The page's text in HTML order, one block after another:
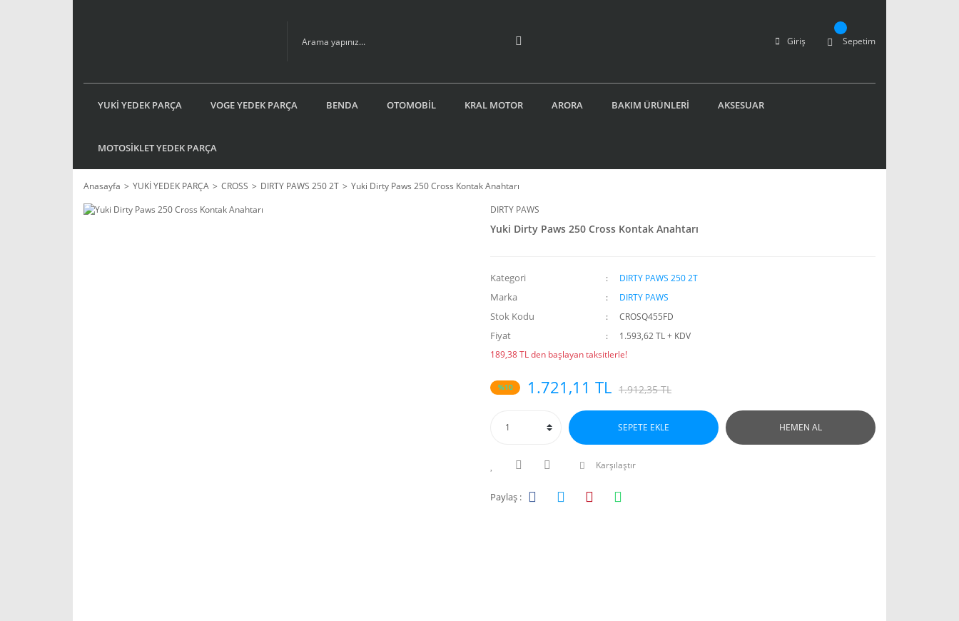
Giriş Sepetim
YUKİ YEDEK PARÇA VOGE YEDEK PARÇA BENDA OTOMOBİL KRAL MOTOR ARORA BAKIM ÜRÜNLERİ AKSESUAR
MOTOSİKLET YEDEK PARÇA
Anasayfa YUKİ YEDEK PARÇA CROSS DIRTY PAWS 250 2T
Yuki Dirty Paws 250 Cross Kontak Anahtarı
DIRTY PAWS
Yuki Dirty Paws 250 Cross Kontak Anahtarı
Kategori DIRTY PAWS 250 2T
Marka DIRTY PAWS
Stok Kodu CROSQ455FD
Fiyat
1.593,62 TL + KDV
189,38 TL den başlayan taksitlerle!
%10 1.721,11 TL 1.912,35 TL
SEPETE EKLE HEMEN AL
Karşılaştır
Paylaş :